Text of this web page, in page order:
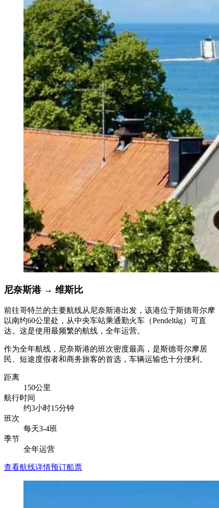
尼奈斯港 → 维斯比
前往哥特兰的主要航线从尼奈斯港出发，该港位于斯德哥尔摩
以南约60公里处，从中央车站乘通勤火车（Pendeltåg）可直
达。这是使用最频繁的航线，全年运营。
作为全年航线，尼奈斯港的班次密度最高，是斯德哥尔摩居
民、短途度假者和商务旅客的首选，车辆运输也十分便利。
距离
150公里
航行时间
约3小时15分钟
班次
每天3-4班
季节
全年运营
查看航线详情预订船票